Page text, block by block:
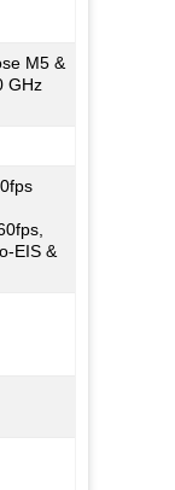
M5 &
GHz
EIS &